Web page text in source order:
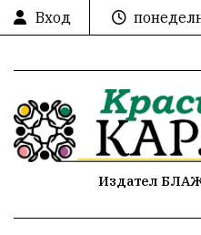
Вход
Издател